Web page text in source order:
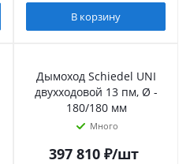
В корзину
Дымоход Schiedel UNI
двухходовой 13 пм, Ø -
180/180 мм
Много
397 810₽/шт